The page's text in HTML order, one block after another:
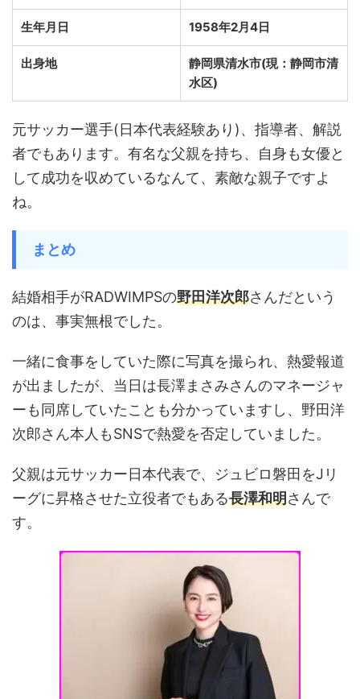
生年月日 1958年2月4日
出身地
静岡県清水市(現：静岡市清
水区)
元サッカー選手(日本代表経験あり)、指導者、解説
者でもあります。有名な父親を持ち、自身も女優と
して成功を収めているなんて、素敵な親子ですよ
ね。
まとめ
結婚相手がRADWIMPSの野田洋次郎さんだという
のは、事実無根でした。
一緒に食事をしていた際に写真を撮られ、熱愛報道
が出ましたが、当日は長澤まさみさんのマネージャ
ーも同席していたことも分かっていますし、野田洋
次郎さん本人もSNSで熱愛を否定していました。
父親は元サッカー日本代表で、ジュビロ磐田をJリ
ーグに昇格させた立役者でもある長澤和明さんで
す。